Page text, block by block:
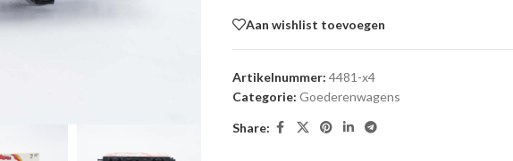
Aan wishlist toevoegen
Artikelnummer: 4481-x4
Categorie: Goederenwagens
Share: